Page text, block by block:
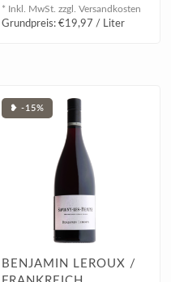
* Inkl. MwSt. zzgl. Versandkosten
Grundpreis: €19,97 / Liter
❥ -15%
BENJAMIN LEROUX /